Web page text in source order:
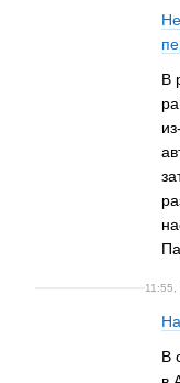
В
11:55,
В